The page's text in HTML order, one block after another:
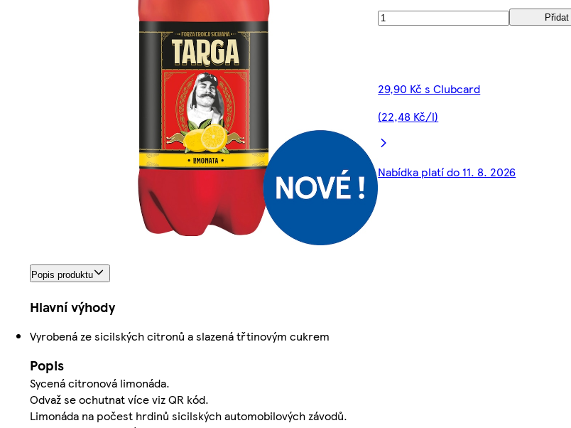
Přidat
29,90 Kč s Clubcard
(22,48 Kč/l)
Nabídka platí do 11. 8. 2026
Popis produktu
Hlavní výhody
Vyrobená ze sicilských citronů a slazená třtinovým cukrem
Popis
Sycená citronová limonáda.
Odvaž se ochutnat více viz QR kód.
Limonáda na počest hrdinů sicilských automobilových závodů.